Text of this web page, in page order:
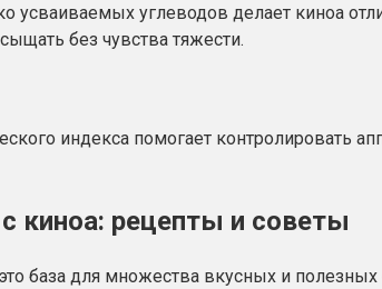
усваиваемых углеводов делает киноа
без чувства тяжести.
индекса помогает
киноа: рецепты и советы
база для множества вкусных и